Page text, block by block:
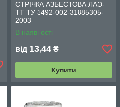
СТРІЧКА АЗБЕСТОВА ЛАЭ-
ТТ ТУ 3492-002-31885305-
2003
В наявності
від 13,44 ₴
Купити